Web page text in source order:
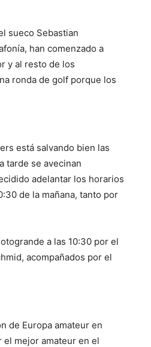
sueco Sebastian
han comenzado a
y al resto de los
ronda de golf porque los
está salvando bien las
tarde se avecinan
adelantar los horarios
de la mañana, tanto por
a las 10:30 por el
acompañados por el
de Europa amateur en
el mejor amateur en el